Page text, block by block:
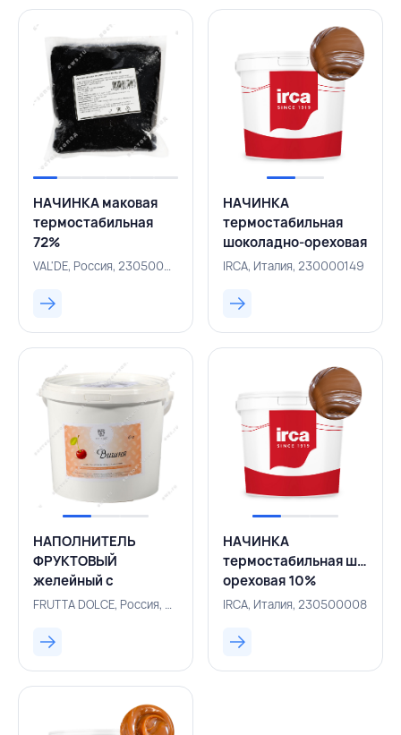
НАЧИНКА маковая
термостабильная
72%
1кг,VAL'DE,РОССИЯVAL'DE, Россия, 230500025
НАЧИНКА
термостабильная
шоколадно-ореховая
2%
Gianduia Industry 13
IRCA, Италия, 230000149
НАПОЛНИТЕЛЬ
ФРУКТОВЫЙ
желейный с
кусочками фруктов/
термостабильный
FRUTTA DOLCE, Россия, 230001005
НАЧИНКА
термостабильная
ореховая 10%
фундука Cukicream
ИТАЛИЯ
IRCA, Италия, 230500008